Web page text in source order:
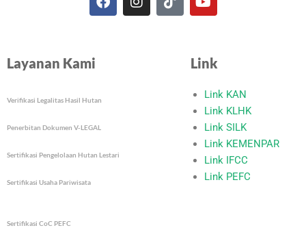
F
I
T
Y
u
e
Layanan Kami
Verifikasi Legalitas Hasil Hutan
Penerbitan Dokumen V-LEGAL
Sertifikasi Pengelolaan Hutan Lestari
Sertifikasi Usaha Pariwisata
Sertifikasi CoC PEFC
Link
Link KAN
Link KLHK
Link SILK
Link KEMENPAR
Link IFCC
Link PEFC